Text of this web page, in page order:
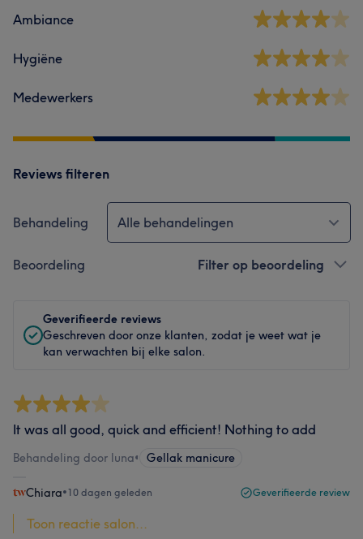
Ambiance
Hygiëne
Medewerkers
Reviews filteren
Behandeling Alle behandelingen
Beoordeling Filter op beoordeling
Geverifieerde reviews
Geschreven door onze klanten, zodat je weet wat je
kan verwachten bij elke salon.
It was all good, quick and efficient! Nothing to add
Behandeling door luna• Gellak manicure
Chiara•10 dagen geleden Geverifieerde review
Toon reactie salon...